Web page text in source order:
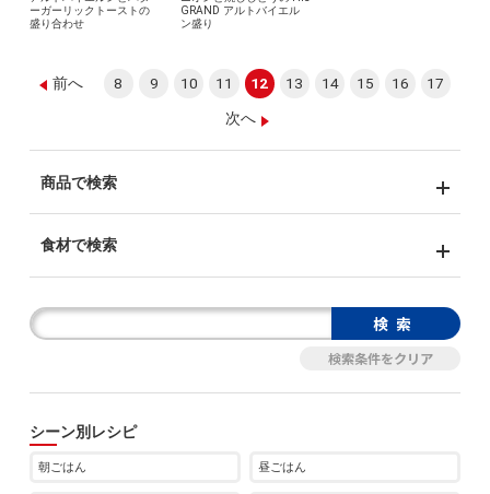
ーガーリックトーストの
盛り合わせ
GRAND アルトバイエル
ン盛り
前へ 8 9 10 11 12 13 14 15 16 17
次へ
商品で検索
食材で検索
シーン別レシピ
朝ごはん 昼ごはん